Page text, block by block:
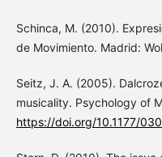
Schinca, M. (2010).
de Movimiento. Madrid:
Seitz, J. A. (2005).
musicality. Psychology of
https://doi.org/10.1177/